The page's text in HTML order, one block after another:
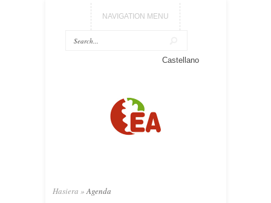
NAVIGATION MENU
Castellano
Hasiera » Agenda